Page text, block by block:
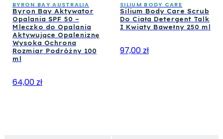
BYRON BAY AUSTRALIA
Byron Bay Aktywator
Opalania SPF 50 –
Mleczko do Opalania
Aktywujące Opaleniznę
Wysoka Ochrona
Rozmiar Podróżny 100
ml
64,00 zł
SILIUM BODY CARE
Silium Body Care Scrub
Do Ciała Detergent Talk
I Kwiaty Bawełny 250 ml
97,00 zł